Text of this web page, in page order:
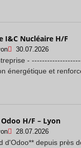
I&C Nucléaire H/F
30.07.2026
-
énergétique et
H/F – Lyon
28.07.2026
d'Odoo** depuis près